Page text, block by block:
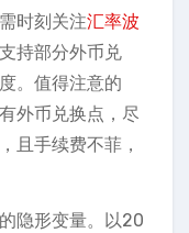
时刻关注汇率波
持部分外币兑
。值得注意的
外币兑换点，尽
且手续费不菲，
隐形变量。以20